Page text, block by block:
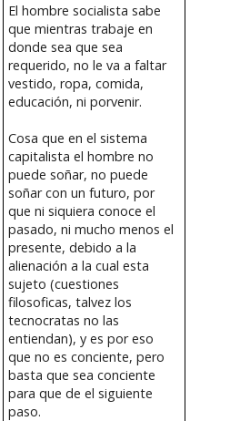
El hombre socialista sabe
que mientras trabaje en
donde sea que sea
requerido, no le va a faltar
vestido, ropa, comida,
educación, ni porvenir.
Cosa que en el sistema
capitalista el hombre no
puede soñar, no puede
soñar con un futuro, por
que ni siquiera conoce el
pasado, ni mucho menos el
presente, debido a la
alienación a la cual esta
sujeto (cuestiones
filosoficas, talvez los
tecnocratas no las
entiendan), y es por eso
que no es conciente, pero
basta que sea conciente
para que de el siguiente
paso.